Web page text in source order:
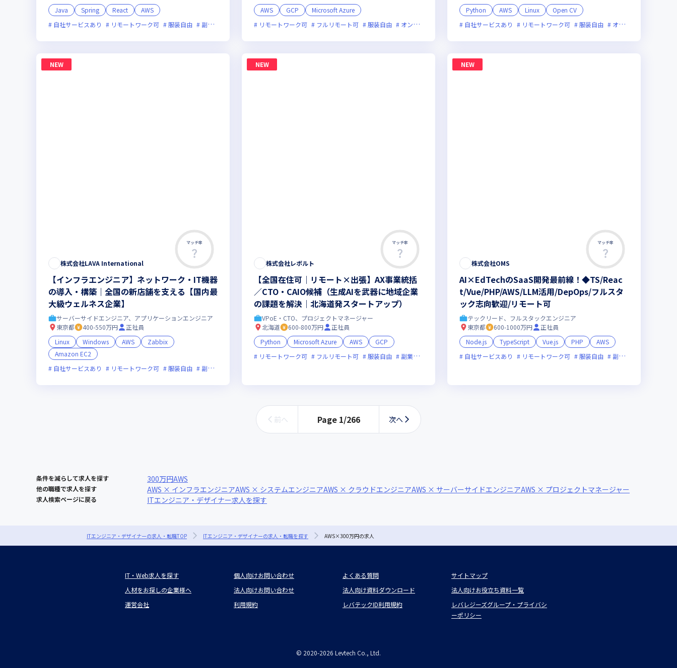
Java
Spring React
AWS
自社サービスあり
リモートワーク可 服装自由 副業可 オンライン選考可 フレックス制度あり 新規立ち上げ 新技術に積極的 ベンチャー企業 残業月20時間未満 グローバル展開 女性エンジニアが活躍中
AWS
GCP
Microsoft Azure
リモートワーク可
フルリモート可 服装自由 オンライン選考可 新技術に積極的 ベンチャー企業 裁量労働制あり
Python
AWS Linux
Open CV
自社サービスあり
リモートワーク可 服装自由 オンライン選考可
NEW
マッチ率
株式会社LAVA International
【インフラエンジニア】ネットワーク・IT機器
の導入・構築｜全国の新店舗を支える【国内最
大級ウェルネス企業】
サーバーサイドエンジニア、アプリケーションエンジニア
東京都
400-550万円
正社員
Linux
Windows AWS
Zabbix
Amazon EC2
自社サービスあり
リモートワーク可 服装自由 副業可
NEW
マッチ率
株式会社レボルト
【全国在住可｜リモート×出張】AX事業統括
／CTO・CAIO候補（生成AIを武器に地域企業
の課題を解決｜北海道発スタートアップ）
VPoE・CTO、プロジェクトマネージャー
北海道
600-800万円
正社員
Python
Microsoft Azure AWS
GCP
リモートワーク可
フルリモート可 服装自由 副業可 オンライン選考可 フレックス制度あり 新規立ち上げ 新技術に積極的
NEW
マッチ率
株式会社OMS
AI×EdTechのSaaS開発最前線！◆TS/Reac
t/Vue/PHP/AWS/LLM活用/DepOps/フルスタ
ック志向歓迎/リモート可
テックリード、フルスタックエンジニア
東京都
600-1000万円
正社員
Node.js
TypeScript Vue.js PHP
AWS
自社サービスあり
リモートワーク可 服装自由 副業可
前へ Page 1/266 次へ
条件を減らして求人を探す 300万円AWS
他の職種で求人を探す AWS × インフラエンジニアAWS × システムエンジニアAWS × クラウドエンジニアAWS × サーバーサイドエンジニアAWS × プロジェクトマネージャー
求人検索ページに戻る ITエンジニア・デザイナー求人を探す
ITエンジニア・デザイナーの求人・転職TOP ITエンジニア・デザイナーの求人・転職を探す AWS×300万円の求人
IT・Web求人を探す 個人向けお問い合わせ よくある質問
サイトマップ
人材をお探しの企業様へ
法人向けお問い合わせ 法人向け資料ダウンロード
法人向けお役立ち資料一覧
運営会社
利用規約 レバテックID利用規約
レバレジーズグループ・プライバシ
ーポリシー
© 2020-2026 Levtech Co., Ltd.